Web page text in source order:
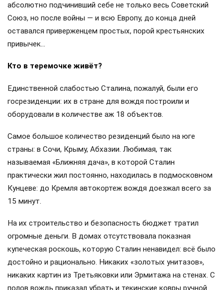
абсолютно подчинивший себе не только весь Советский
Союз, но после войны — и всю Европу, до конца дней
оставался приверженцем простых, порой крестьянских
привычек…
Кто в теремочке живёт?
Единственной слабостью Сталина, пожалуй, были его
госрезиденции: их в стране для вождя построили и
оборудовали в количестве аж 18 объектов.
Самое большое количество резиденций было на юге
страны: в Сочи, Крыму, Абхазии. Любимая, так
называемая «Ближняя дача», в которой Сталин
практически жил постоянно, находилась в подмосковном
Кунцеве: до Кремля автокортеж вождя доезжал всего за
15 минут.
На их строительство и безопасность бюджет тратил
огромные деньги. В домах отсутствовала показная
купеческая роскошь, которую Сталин ненавидел: всё было
достойно и рационально. Никаких «золотых унитазов»,
никаких картин из Третьяковки или Эрмитажа на стенах. С
полов вождь приказал убрать и текинские ковры ручной